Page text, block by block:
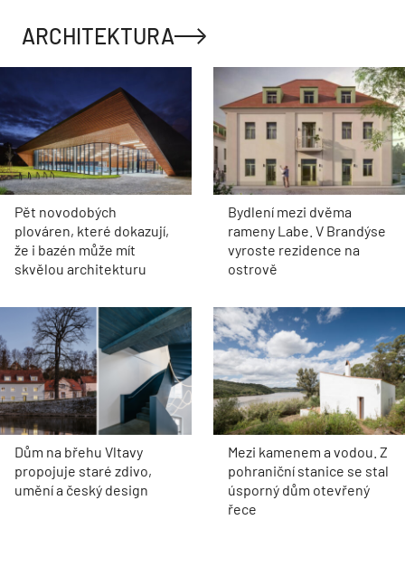
ARCHITEKTURA
Pět novodobých
plováren, které dokazují,
že i bazén může mít
skvělou architekturu
Bydlení mezi dvěma
rameny Labe. V Brandýse
vyroste rezidence na
ostrově
Dům na břehu Vltavy
propojuje staré zdivo,
umění a český design
Mezi kamenem a vodou. Z
pohraniční stanice se stal
úsporný dům otevřený
řece